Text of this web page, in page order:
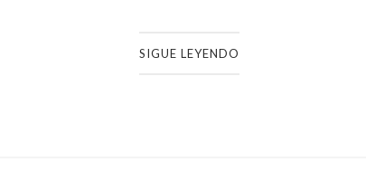
SIGUE LEYENDO